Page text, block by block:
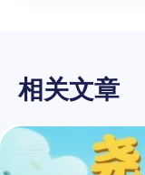
相关文章